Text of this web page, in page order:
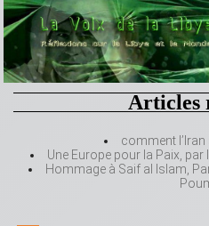
Articles
comment
Une Europe pour la Paix,
Hommage à Saif al Islam,